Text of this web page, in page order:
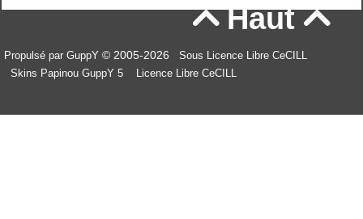
Haut
Propulsé par GuppY © 2005-2026
Sous Licence Libre CeCILL
Skins Papinou GuppY 5
Licence Libre CeCILL